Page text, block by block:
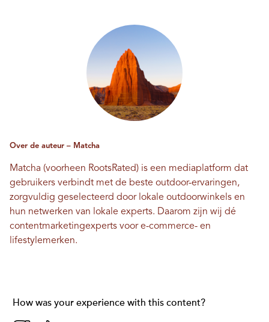
Over de auteur – Matcha
Matcha (voorheen RootsRated) is een mediaplatform dat
gebruikers verbindt met de beste outdoor-ervaringen,
zorgvuldig geselecteerd door lokale outdoorwinkels en
hun netwerken van lokale experts. Daarom zijn wij dé
contentmarketingexperts voor e-commerce- en
lifestylemerken.